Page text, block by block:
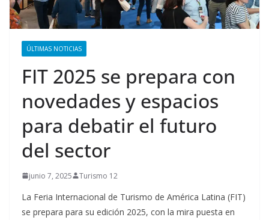
ÚLTIMAS NOTICIAS
FIT 2025 se prepara con
novedades y espacios
para debatir el futuro
del sector
junio 7, 2025 Turismo 12
La Feria Internacional de Turismo de América Latina (FIT)
se prepara para su edición 2025, con la mira puesta en